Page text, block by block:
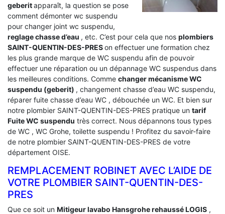
geberitapparaît, la question se pose
comment démonter wc suspendu
pour changer joint wc suspendu,
reglage chasse d’eau , etc. C’est pour cela que nos plombiers
SAINT-QUENTIN-DES-PRESon effectuer une formation chez
les plus grande marque de WC suspendu afin de pouvoir
effectuer une réparation ou un dépannage WC suspendus dans
les meilleures conditions. Comme changer mécanisme WC
suspendu (geberit) , changement chasse d’eau WC suspendu,
réparer fuite chasse d’eau WC , débouchée un WC. Et bien sur
notre plombier SAINT-QUENTIN-DES-PRES pratique un tarif
Fuite WC suspendu très correct. Nous dépannons tous types
de WC , WC Grohe, toilette suspendu ! Profitez du savoir-faire
de notre plombier SAINT-QUENTIN-DES-PRES de votre
département OISE.
REMPLACEMENT ROBINET AVEC L’AIDE DE
VOTRE PLOMBIER SAINT-QUENTIN-DES-
PRES
Que ce soit un Mitigeur lavabo Hansgrohe rehaussé LOGIS ,